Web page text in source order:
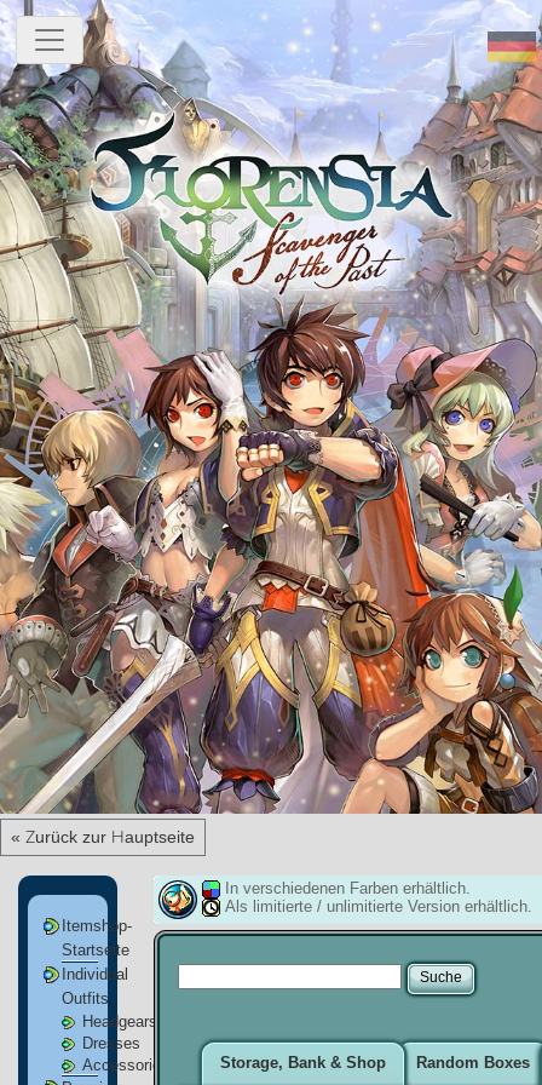
« Zurück zur Hauptseite
Itemshop-
Startseite
Individual
Outfits
Headgears
Dresses
Accessories
In verschiedenen Farben erhältlich.
Als limitierte / unlimitierte Version erhältlich.
Storage, Bank & Shop Random Boxes